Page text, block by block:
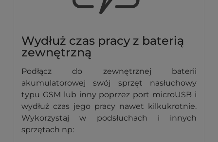
Wydłuż czas pracy z baterią
zewnętrzną
Podłącz do zewnętrznej baterii
akumulatorowej swój sprzęt nasłuchowy
typu GSM lub inny poprzez port microUSB i
wydłuż czas jego pracy nawet kilkukrotnie.
Wykorzystaj w podsłuchach i innych
sprzętach np: